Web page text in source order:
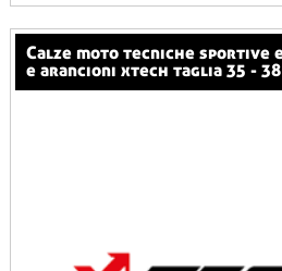
calze moto tecniche sportive estive leggere grigie
e arancioni xtech taglia 35 - 38